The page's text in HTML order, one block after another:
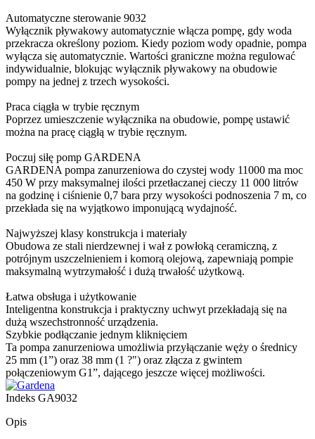
Automatyczne sterowanie 9032
Wyłącznik pływakowy automatycznie włącza pompę, gdy woda
przekracza określony poziom. Kiedy poziom wody opadnie, pompa
wyłącza się automatycznie. Wartości graniczne można regulować
indywidualnie, blokując wyłącznik pływakowy na obudowie
pompy na jednej z trzech wysokości.
Praca ciągła w trybie ręcznym
Poprzez umieszczenie wyłącznika na obudowie, pompę ustawić
można na pracę ciągłą w trybie ręcznym.
Poczuj siłę pomp GARDENA
GARDENA pompa zanurzeniowa do czystej wody 11000 ma moc
450 W przy maksymalnej ilości przetłaczanej cieczy 11 000 litrów
na godzinę i ciśnienie 0,7 bara przy wysokości podnoszenia 7 m, co
przekłada się na wyjątkowo imponującą wydajność.
Najwyższej klasy konstrukcja i materiały
Obudowa ze stali nierdzewnej i wał z powłoką ceramiczną, z
potrójnym uszczelnieniem i komorą olejową, zapewniają pompie
maksymalną wytrzymałość i dużą trwałość użytkową.
Łatwa obsługa i użytkowanie
Inteligentna konstrukcja i praktyczny uchwyt przekładają się na
dużą wszechstronność urządzenia.
Szybkie podłączanie jednym kliknięciem
Ta pompa zanurzeniowa umożliwia przyłączanie węży o średnicy
25 mm (1”) oraz 38 mm (1 ?") oraz złącza z gwintem
połączeniowym G1”, dającego jeszcze więcej możliwości.
Indeks GA9032
Opis